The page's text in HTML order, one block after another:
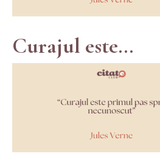
Curajul este...